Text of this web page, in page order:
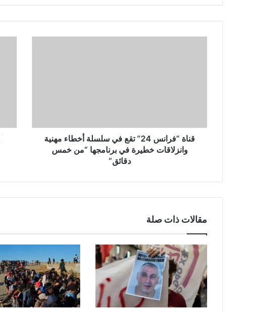
قناة “فرانس 24” تقع في سلسلة أخطاء مهنية
وانزلاقات خطيرة في برنامجها “من خمس
دقائق”
مقالات ذات صلة